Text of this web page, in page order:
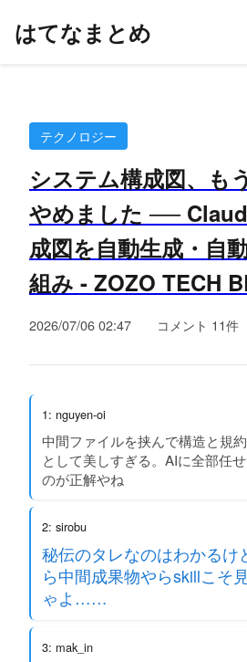
はてなまとめ
テクノロジー
システム構成図、も
やめました ──
成図を自動生成・自
組み - ZOZO TECH
2026/07/06 02:47 コメント 11件
1: nguyen-oi
中間ファイルを挟んで構造と規
として美しすぎる。AIに全部任
のが正解やね
2: sirobu
秘伝のタレなのはわかるけ
ら中間成果物やらskillこそ
ゃよ……
3: mak_in